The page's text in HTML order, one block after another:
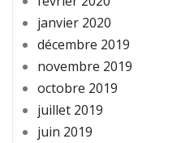
janvier 2020
décembre 2019
novembre 2019
octobre 2019
juillet 2019
juin 2019